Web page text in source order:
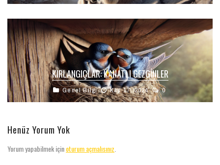
KIRLANGIÇLAR: KANATLI GEZGINLER
Genel Bilgi Kas 17, 2024 0
Henüz Yorum Yok
Yorum yapabilmek içinoturum açmalısınız